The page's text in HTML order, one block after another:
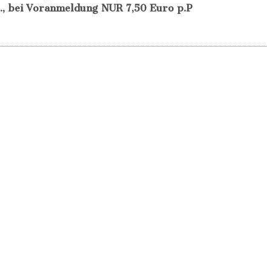
., bei Voranmeldung NUR 7,50 Euro p.P